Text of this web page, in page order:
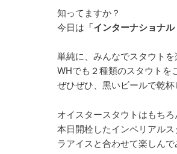
知ってますか？
今日は 「インターナショナ
単純に、みんなでスタウト
WHでも２種類のスタウトを
ぜひぜひ、黒いビールで乾
オイスタースタウトはもちろ
本日開栓したインペリアル
ラアイスと合わせて楽しん